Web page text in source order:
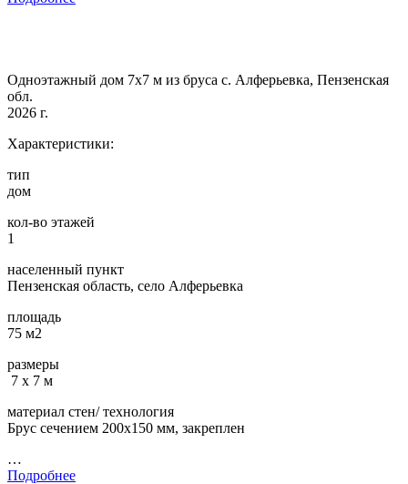
Одноэтажный дом 7х7 м из бруса с. Алферьевка, Пензенская
обл.
2026 г.
Характеристики:
тип
дом
кол-во этажей
1
населенный пункт
Пензенская область, село Алферьевка
площадь
75 м2
размеры
7 х 7 м
материал стен/ технология
Брус сечением 200х150 мм, закреплен
…
Подробнее